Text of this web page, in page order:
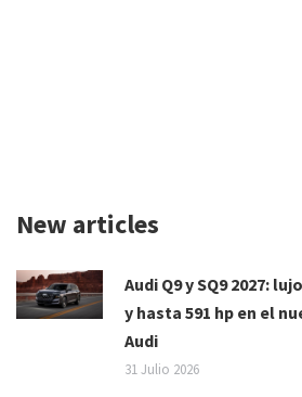
New articles
Audi Q9 y SQ9 2027:
y hasta 591 hp en el
Audi
31 Julio 2026